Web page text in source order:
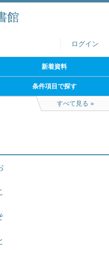
館
ログイン
新着資料
条件項目で探す
すべて見る